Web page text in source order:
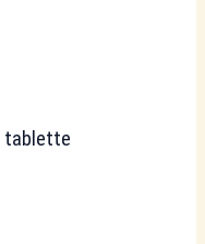
tablette